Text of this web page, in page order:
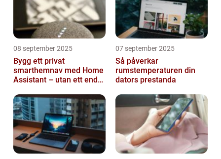
08 september 2025
Bygg ett privat
smarthemnav med Home
Assistant – utan ett enda
07 september 2025
Så påverkar
rumstemperaturen din
dators prestanda